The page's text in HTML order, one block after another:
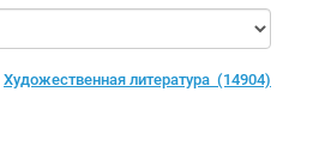
Художественная литература (14904)